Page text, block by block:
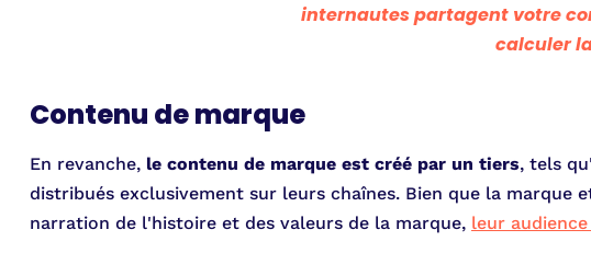
internautes partagent votre
calculer
Contenu de marque
En revanche, le contenu de marque est créé par un tiers, tels
distribués exclusivement sur leurs chaînes. Bien que la
narration de l'histoire et des valeurs de la marque, leur